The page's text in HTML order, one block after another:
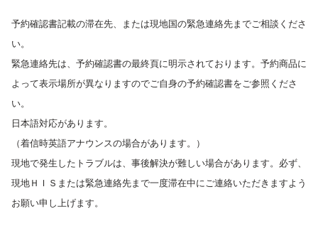
予約確認書記載の滞在先、または現地国の緊急連絡先までご相談くださ
い。
緊急連絡先は、予約確認書の最終頁に明示されております。予約商品に
よって表示場所が異なりますのでご自身の予約確認書をご参照くださ
い。
日本語対応があります。
（着信時英語アナウンスの場合があります。）
現地で発生したトラブルは、事後解決が難しい場合があります。必ず、
現地ＨＩＳまたは緊急連絡先まで一度滞在中にご連絡いただきますよう
お願い申し上げます。